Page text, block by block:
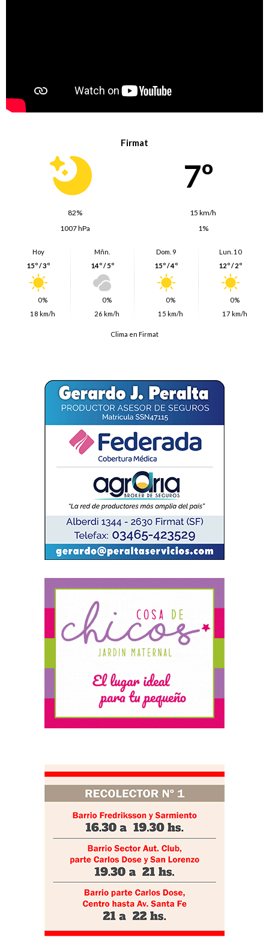
Firmat
7º
82%
15 km/h
1007 hPa
1%
Hoy
15º / 3º
0%
18 km/h
Mñn.
14º / 5º
0%
26 km/h
Dom. 9
15º / 4º
0%
15 km/h
Lun. 10
12º / 2º
0%
17 km/h
Clima en Firmat